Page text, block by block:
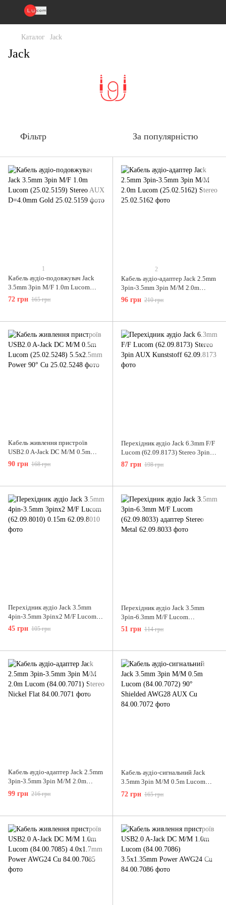
Каталог Jack
Jack
Фільтр За популярністю
1
Кабель аудіо-подовжувач Jack
3.5mm 3pin M/F 1.0m Lucom
(25.02.5159) Stereo AUX
D=4.0mm Gold
72 грн 165 грн
2
Кабель аудіо-адаптер Jack 2.5mm
3pin-3.5mm 3pin M/M 2.0m
Lucom (25.02.5162) Stereo
96 грн 210 грн
Кабель живлення пристроїв
USB2.0 A-Jack DC M/M 0.5m
Lucom (25.02.5248) 5.5x2.5mm
Power 90° Cu
90 грн 168 грн
Перехідник аудіо Jack 6.3mm F/F
Lucom (62.09.8173) Stereo 3pin
AUX Kunststoff
87 грн 198 грн
Перехідник аудіо Jack 3.5mm
4pin-3.5mm 3pinx2 M/F Lucom
(62.09.8010) 0.15m
45 грн 105 грн
Перехідник аудіо Jack 3.5mm
3pin-6.3mm M/F Lucom
(62.09.8033) адаптер Stereo Metal
51 грн 114 грн
Кабель аудіо-адаптер Jack 2.5mm
3pin-3.5mm 3pin M/M 2.0m
Lucom (84.00.7071) Stereo Nickel
99 грн 216 грн
Кабель аудіо-сигнальний Jack
3.5mm 3pin M/M 0.5m Lucom
(84.00.7072) 90° Shielded AWG28
AUX Cu
72 грн 165 грн